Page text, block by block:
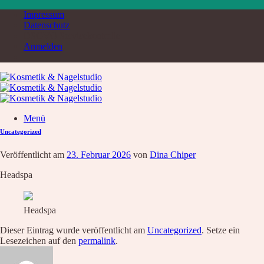
Impressum
Datenschutz
Anmelden
Menü
Home
Service & Produkte
Nägel
Augenbrauen – Wimpern
Wimpernverlängerung
Uncategorized
Veröffentlicht am 23. Februar 2026 von Dina Chiper
Headspa
Headspa
Dieser Eintrag wurde veröffentlicht am Uncategorized. Setze ein
Lesezeichen auf den permalink.